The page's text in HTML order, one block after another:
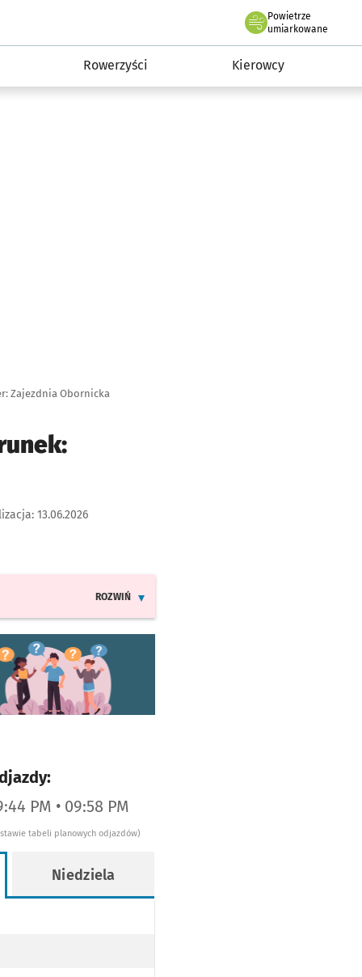
Powietrze
we Wrocławiu
umiarkowane
Rowerzyści Kierowcy
Zajezdnia Obornicka
13.06.2026
ROZWIŃ
się w nowej karcie
PM • 09:58 PM
tabeli planowych odjazdów)
Niedziela